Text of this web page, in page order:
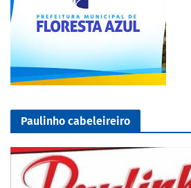
Paulinho cabeleireiro